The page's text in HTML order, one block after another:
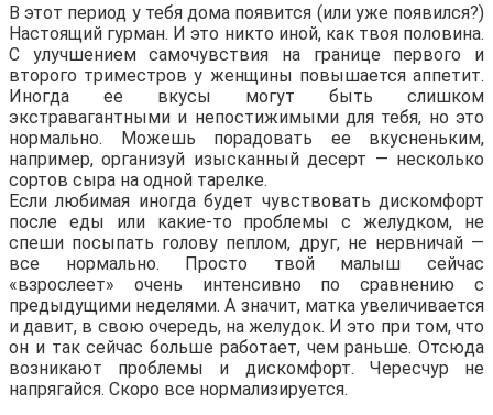
В этот период у тебя дома появится (или уже появился?)
Настоящий гурман. И это никто иной, как твоя половина.
С улучшением самочувствия на границе первого и
второго триместров у женщины повышается аппетит.
Иногда ее вкусы могут быть слишком
экстравагантными и непостижимыми для тебя, но это
нормально. Можешь порадовать ее вкусненьким,
например, организуй изысканный десерт — несколько
сортов сыра на одной тарелке.
Если любимая иногда будет чувствовать дискомфорт
после еды или какие-то проблемы с желудком, не
спеши посыпать голову пеплом, друг, не нервничай —
все нормально. Просто твой малыш сейчас
«взрослеет» очень интенсивно по сравнению с
предыдущими неделями. А значит, матка увеличивается
и давит, в свою очередь, на желудок. И это при том, что
он и так сейчас больше работает, чем раньше. Отсюда
возникают проблемы и дискомфорт. Чересчур не
напрягайся. Скоро все нормализируется.